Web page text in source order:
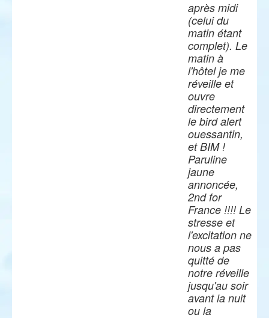
après midi
(celui du
matin étant
complet). Le
matin à
l'hôtel je me
réveille et
ouvre
directement
le bird alert
ouessantin,
et BIM !
Paruline
jaune
annoncée,
2nd for
France !!!! Le
stresse et
l'excitation ne
nous a pas
quitté de
notre réveille
jusqu'au soir
avant la nuit
ou la